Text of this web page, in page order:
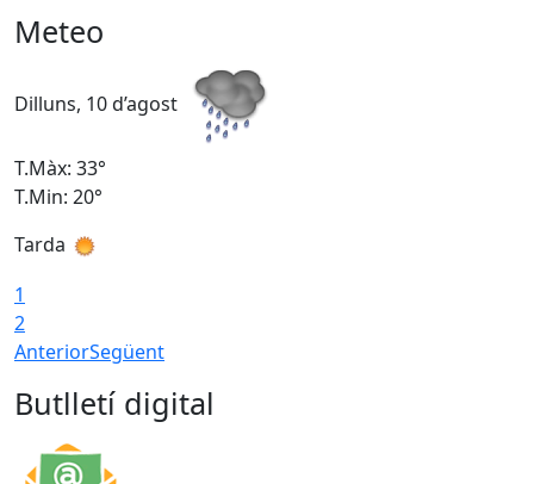
Meteo
Dilluns, 10 d’agost
T.Màx: 33°
T.Min: 20°
Tarda
1
2
AnteriorSegüent
Butlletí digital